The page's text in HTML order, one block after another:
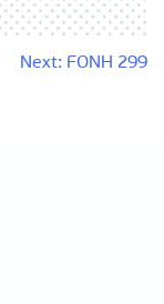
Next: FONH 299